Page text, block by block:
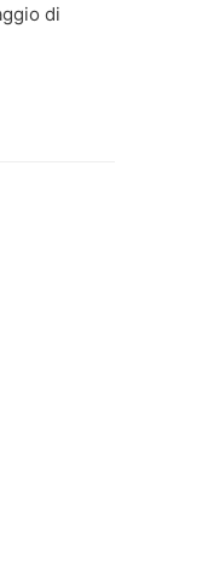
di